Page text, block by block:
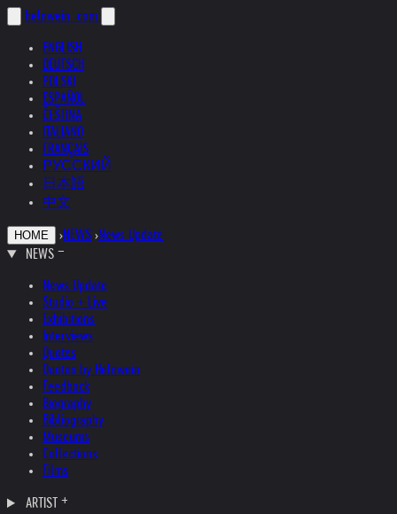
helnwein .com
ENGLISH
DEUTSCH
POLSKI
ESPAÑOL
ČEŠTINA
ITALIANO
FRANÇAIS
РУССКИЙ
日本語
中文
HOME ›NEWS ›News Update
NEWS
News Update
Studio + Live
Exhibitions
Interviews
Quotes
Quotes by Helnwein
Feedback
Biography
Bibliography
Museums
Collections
Films
ARTIST